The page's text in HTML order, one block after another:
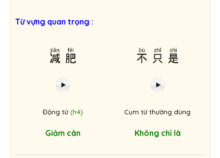
Từ vựng quan trọng :
减肥
Động từ (h4)
Giảm cân
不只是
Cụm từ thường dùng
Không chỉ là